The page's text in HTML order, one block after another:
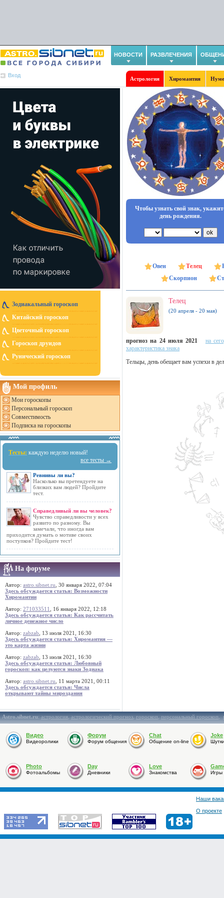
НОВОСТИ РАЗВЛЕЧЕНИЯ
Вход
Астрология Хиромантия
Зодиакальный гороскоп
Китайский гороскоп
Цветочный гороскоп
Гороскоп друидов
Рунический гороскоп
Мой профиль
Мои гороскопы
Персональный гороскоп
Совместимость
Подписка на гороскопы
Тесты: каждую неделю новый!
все тесты →
Ревнивы ли вы?
Насколько вы претендуете на
близких вам людей? Пройдите
тест.
Справедливый ли вы человек?
Чувство справедливости у всех
развито по разному. Вы
замечали, что иногда вам
приходится думать о мотиве своих
поступков? Пройдите тест!
На форуме
Автор: astro.sibnet.ru , 30 января 2022, 07:04
Здесь обсуждается статья: Возможности
Хиромантии
Автор: 271033511
, 16 января 2022, 12:18
Здесь обсуждается статья: Как рассчитать
личное денежное число
Автор: zabzab , 13 июля 2021, 16:30
Здесь обсуждается статья: Хиромантия —
это карта жизни
Автор: zabzab , 13 июля 2021, 16:30
Здесь обсуждается статья: Любовный
гороскоп: как целуются знаки Зодиака
Автор: astro.sibnet.ru , 11 марта 2021, 00:11
Здесь обсуждается статья: Числа
открывают тайны мироздания
Чтобы узнать свой знак,
день рождения.
Овен Телец
Скорпион
Телец
(20 апреля - 20 мая)
прогноз на 24 июля 2021
на
характеристика знака
Тельцы, день обещает вам успехи в
Astro.sibnet.ru:астрология,астрологический прогноз,гороскоп,персональный гороскоп,
Видео
Видеоролики
Форум
Форум общения
Chat
Общение on-line
Joke
Photo
Фотоальбомы
Day
Дневники
Love
Знакомства Игры
Наши
О проекте